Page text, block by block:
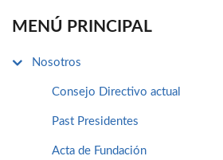
MENÚ PRINCIPAL
Nosotros
Consejo Directivo actual
Past Presidentes
Acta de Fundación